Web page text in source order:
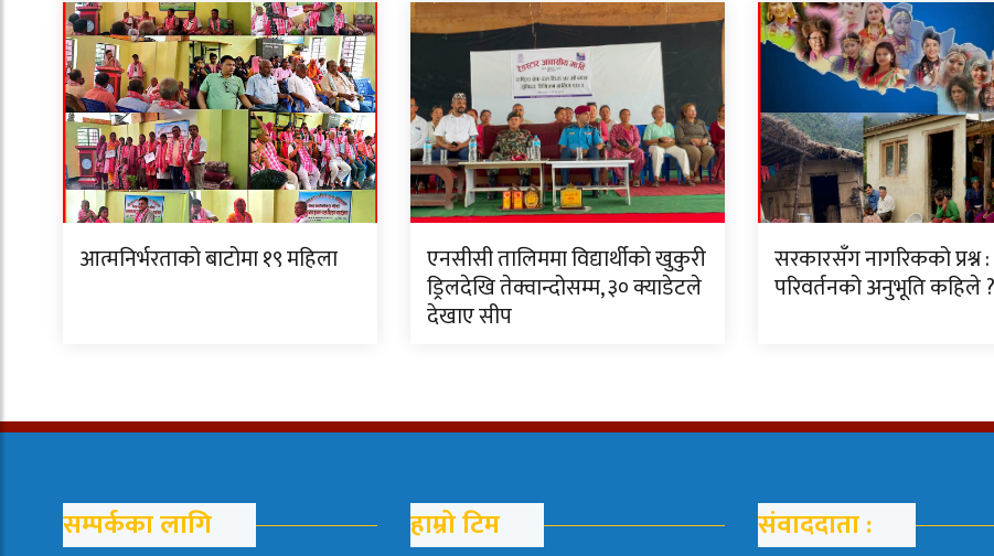
आत्मनिर्भरताको बाटोमा १९ महिला एनसीसी तालिममा विद्यार्थीको खुकुरी
ड्रिलदेखि तेक्वान्दोसम्म, ३० क्याडेटले
देखाए सीप
सरकारसँग नागरिकको प्रश्न :
परिवर्तनको अनुभूति कहिले ?
सम्पर्कका लागि हाम्रो टिम संवाददाता :